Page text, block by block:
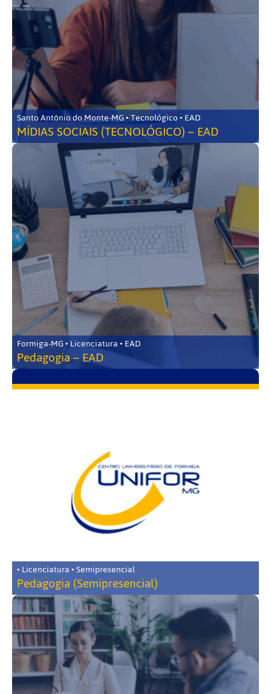
Santo Antônio do Monte-MG • Tecnológico • EAD
MÍDIAS SOCIAIS (TECNOLÓGICO) – EAD
Formiga-MG • Licenciatura • EAD
Pedagogia – EAD
• Licenciatura • Semipresencial
Pedagogia (Semipresencial)